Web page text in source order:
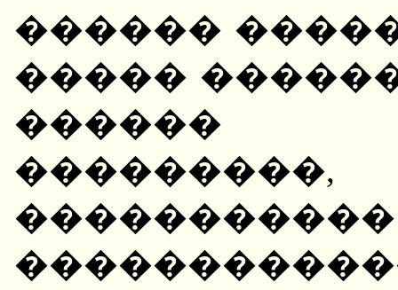
������
�����
������
�����������